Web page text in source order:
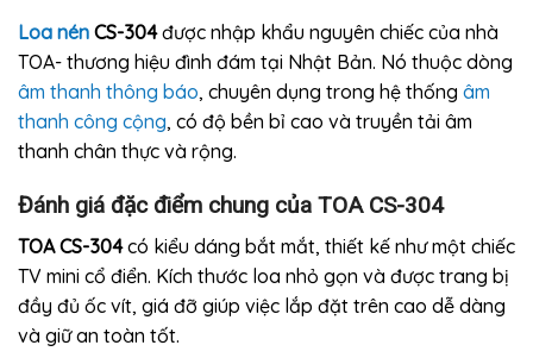
Loa nén CS-304được nhập khẩu nguyên chiếc của nhà
TOA- thương hiệu đình đám tại Nhật Bản. Nó thuộc dòng
âm thanh thông báo, chuyên dụng trong hệ thống âm
thanh công cộng, có độ bền bỉ cao và truyền tải âm
thanh chân thực và rộng.
Đánh giá đặc điểm chung của TOA CS-304
TOA CS-304có kiểu dáng bắt mắt, thiết kế như một chiếc
TV mini cổ điển. Kích thước loa nhỏ gọn và được trang bị
đầy đủ ốc vít, giá đỡ giúp việc lắp đặt trên cao dễ dàng
và giữ an toàn tốt.